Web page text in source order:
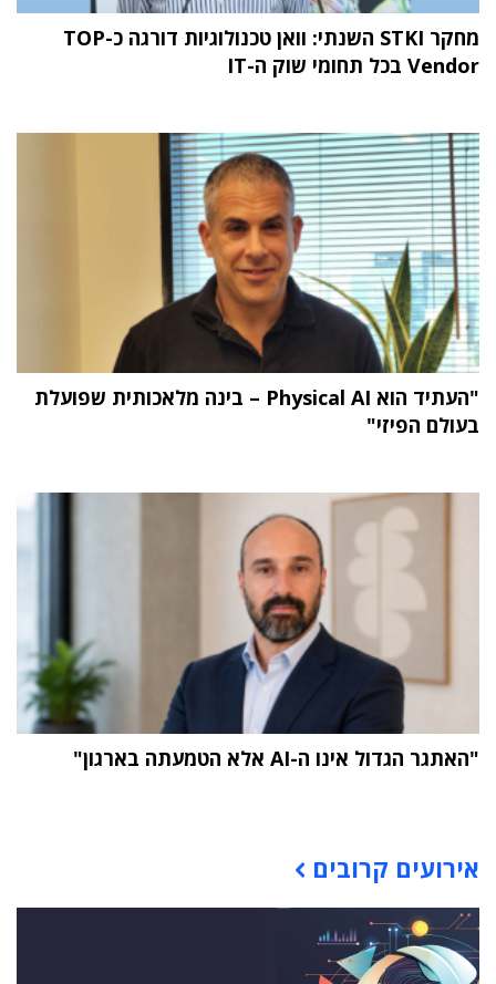
מחקר STKI השנתי: וואן טכנולוגיות דורגה כ-TOP
Vendor בכל תחומי שוק ה-IT
"העתיד הוא Physical AI – בינה מלאכותית שפועלת
בעולם הפיזי"
"האתגר הגדול אינו ה-AI אלא הטמעתה בארגון"
אירועים קרובים